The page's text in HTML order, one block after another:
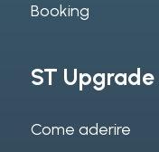
Booking
ST Upgrade
Come aderire